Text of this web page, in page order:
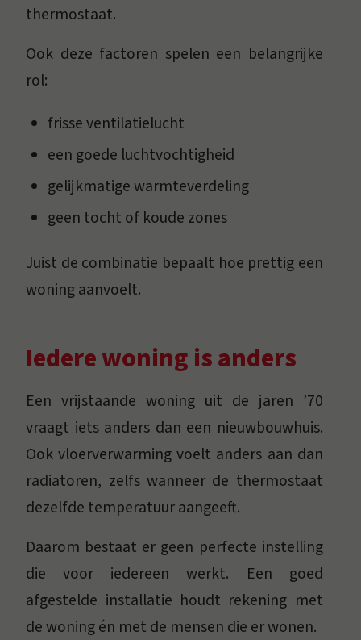
thermostaat.
Ook deze factoren spelen een belangrijke
rol:
frisse ventilatielucht
een goede luchtvochtigheid
gelijkmatige warmteverdeling
geen tocht of koude zones
Juist de combinatie bepaalt hoe prettig een
woning aanvoelt.
Iedere woning is anders
Een vrijstaande woning uit de jaren ’70
vraagt iets anders dan een nieuwbouwhuis.
Ook vloerverwarming voelt anders aan dan
radiatoren, zelfs wanneer de thermostaat
dezelfde temperatuur aangeeft.
Daarom bestaat er geen perfecte instelling
die voor iedereen werkt. Een goed
afgestelde installatie houdt rekening met
de woning én met de mensen die er wonen.